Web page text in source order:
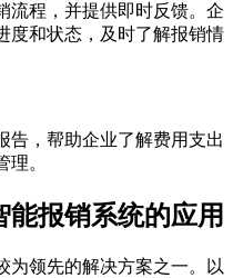
流程，并提供即时反馈。企
度和状态，及时了解报销情
告，帮助企业了解费用支出
。
能报销系统的应用
为领先的解决方案之一。以